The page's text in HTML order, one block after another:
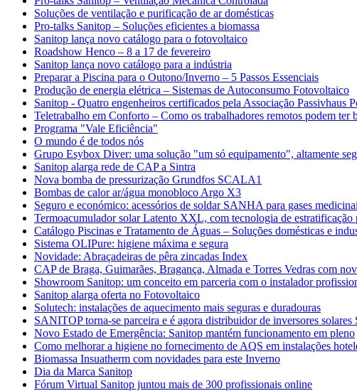
Soluções de ventilação e purificação de ar domésticas
Pro-talks Sanitop – Soluções eficientes a biomassa
Sanitop lança novo catálogo para o fotovoltaico
Roadshow Henco – 8 a 17 de fevereiro
Sanitop lança novo catálogo para a indústria
Preparar a Piscina para o Outono/Inverno – 5 Passos Essenciais
Produção de energia elétrica – Sistemas de Autoconsumo Fotovoltaico
Sanitop - Quatro engenheiros certificados pela Associação Passivhaus
Teletrabalho em Conforto – Como os trabalhadores remotos podem ter
Programa "Vale Eficiência"
O mundo é de todos nós
Grupo Esybox Diver: uma solução "um só equipamento", altamente
Sanitop alarga rede de CAP a Sintra
Nova bomba de pressurização Grundfos SCALA1
Bombas de calor ar/água monobloco Argo X3
Seguro e económico: acessórios de soldar SANHA para gases
Termoacumulador solar Latento XXL, com tecnologia de estratificação
Catálogo Piscinas e Tratamento de Águas – Soluções domésticas e
Sistema OLIPure: higiene máxima e segura
Novidade: Abraçadeiras de pêra zincadas Index
CAP de Braga, Guimarães, Bragança, Almada e Torres Vedras com
Showroom Sanitop: um conceito em parceria com o instalador
Sanitop alarga oferta no Fotovoltaico
Solutech: instalações de aquecimento mais seguras e duradouras
SANITOP torna-se parceira e é agora distribuidor de inversores solares
Novo Estado de Emergência: Sanitop mantém funcionamento em pleno
Como melhorar a higiene no fornecimento de AQS em instalações
Biomassa Insuatherm com novidades para este Inverno
Dia da Marca Sanitop
Fórum Virtual Sanitop juntou mais de 300 profissionais online